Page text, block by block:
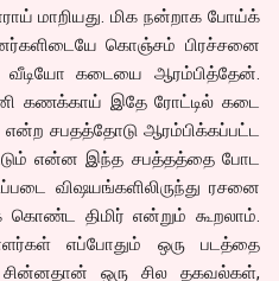
மாறியது. மிக நன்றாக போய்க்
கொஞ்சம் பிரச்சனை
வீடியோ கடையை ஆரம்பித்தேன்.
கணக்காய் இதே ரோட்டில் கடை
சபதத்தோடு ஆரம்பிக்கப்பட்ட
என்ன இந்த சபத்தத்தை போட
விஷயங்களிலிருந்து ரசனை
திமிர் என்றும் கூறலாம்.
எப்போதும் ஒரு படத்தை
ஒரு சில தகவல்கள்,